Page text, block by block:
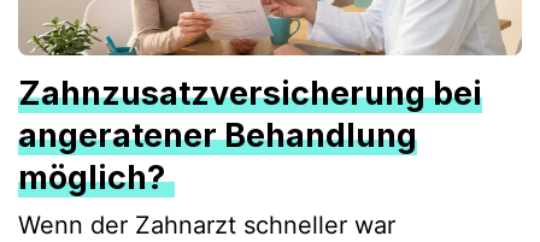
Zahnzusatzversicherung bei
angeratener Behandlung
möglich?
Wenn der Zahnarzt schneller war